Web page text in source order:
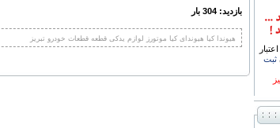
اعتبار
ثبت
بازدید: 304 بار
هیوندا کیا هیوندای کیا موتورز لوازم یدکی قطعه قطعات خودرو تبریز